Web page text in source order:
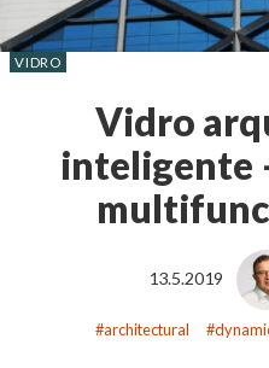
Vidro
inteligente
VIDRO
13.5.2019
architectural